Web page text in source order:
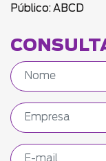
Público: ABCD